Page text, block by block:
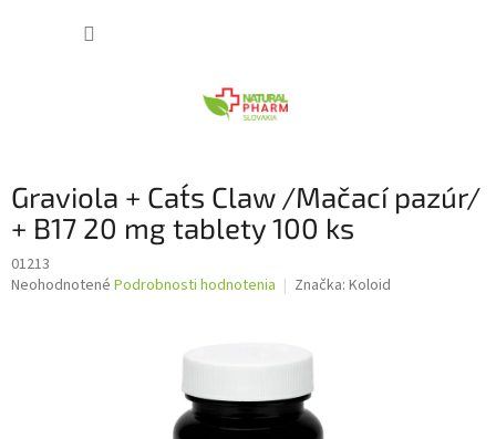
Graviola + Cat´s Claw /Mačací pazúr/
+ B17 20 mg tablety 100 ks
01213
Priemerné
Neohodnotené Podrobnosti hodnotenia Značka: Koloid